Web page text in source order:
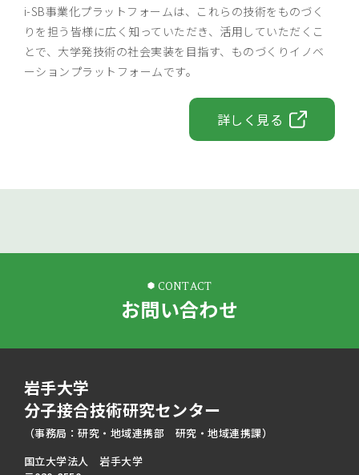
i-SB事業化プラットフォームは、これらの技術をものづく
りを担う皆様に広く知っていただき、活用していただくこ
とで、大学発技術の社会実装を目指す、ものづくりイノベ
ーションプラットフォームです。
詳しく見る
CONTACT
お問い合わせ
岩手大学
分子接合技術研究センター
（事務局：研究・地域連携部 研究・地域連携課）
国立大学法人 岩手大学